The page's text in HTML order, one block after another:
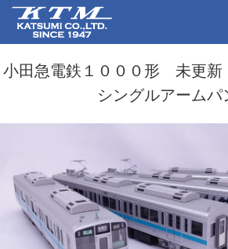
小田急電鉄１０００形 未更新
シングルアームパ